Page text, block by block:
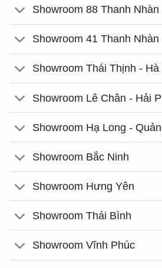
Showroom 88 Thanh Nhàn
Showroom 41 Thanh Nhàn
Showroom Thái Thịnh - Hà
Showroom Lê Chân - Hải
Showroom Hạ Long -
Showroom Bắc Ninh
Showroom Hưng Yên
Showroom Thái Bình
Showroom Vĩnh Phúc